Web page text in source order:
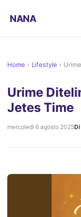
NANA
Home › Lifestyle ›
Urime
Jetes Time
mercoledì 6 agosto 2025